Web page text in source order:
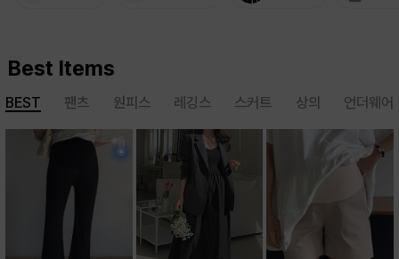
Best Items
BEST 팬츠 원피스 레깅스 스커트 상의 언더웨어